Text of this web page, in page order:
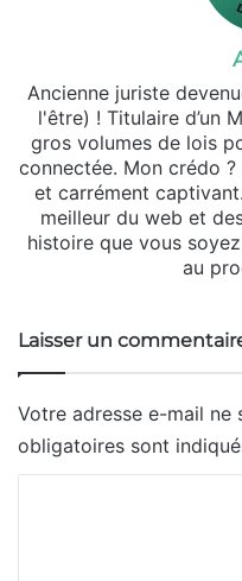
Ancienne juriste
l'être) ! Titulaire d’un
gros volumes de lois
connectée. Mon crédo
et carrément
meilleur du web et
histoire que vous
au
Laisser un
Votre adresse e-mail ne
obligatoires sont